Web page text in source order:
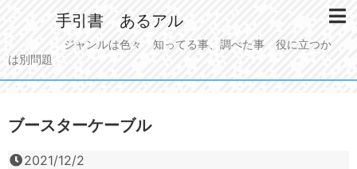
手引書 あるアル
ジャンルは色々 知ってる事、調べた事 役に立つか
は別問題
ブースターケーブル
2021/12/2